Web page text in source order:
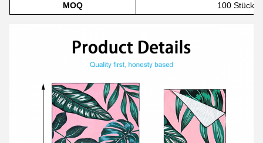
MOQ
100 Stück